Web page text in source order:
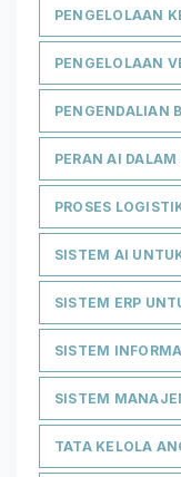
PENGELOLAAN
PENGELOLAAN
PENGENDALIAN
PERAN AI
PROSES
SISTEM AI
SISTEM ERP
SISTEM
SISTEM
TATA KELOLA